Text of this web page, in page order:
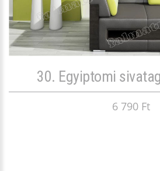
30. Egyiptomi
6 790 Ft